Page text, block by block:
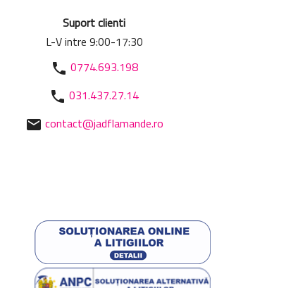
Suport clienti
L-V intre 9:00-17:30
phone 0774.693.198
phone 031.437.27.14
mail contact@jadflamande.ro